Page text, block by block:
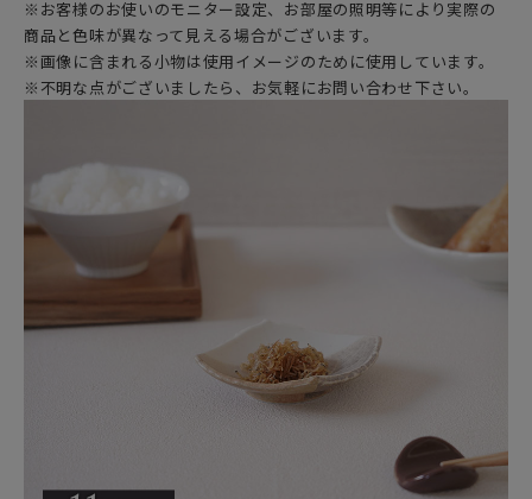
※お客様のお使いのモニター設定、お部屋の照明等により実際の
商品と色味が異なって見える場合がございます。
※画像に含まれる小物は使用イメージのために使用しています。
※不明な点がございましたら、お気軽にお問い合わせ下さい。